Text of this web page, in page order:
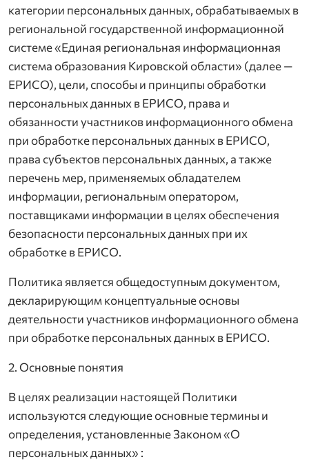
категории персональных данных, обрабатываемых в
региональной государственной информационной
системе «Единая региональная информационная
система образования Кировской области» (далее —
ЕРИСО), цели, способы и принципы обработки
персональных данных в ЕРИСО, права и
обязанности участников информационного обмена
при обработке персональных данных в ЕРИСО,
права субъектов персональных данных, а также
перечень мер, применяемых обладателем
информации, региональным оператором,
поставщиками информации в целях обеспечения
безопасности персональных данных при их
обработке в ЕРИСО.
Политика является общедоступным документом,
декларирующим концептуальные основы
деятельности участников информационного обмена
при обработке персональных данных в ЕРИСО.
2. Основные понятия
В целях реализации настоящей Политики
используются следующие основные термины и
определения, установленные Законом «О
персональных данных» :